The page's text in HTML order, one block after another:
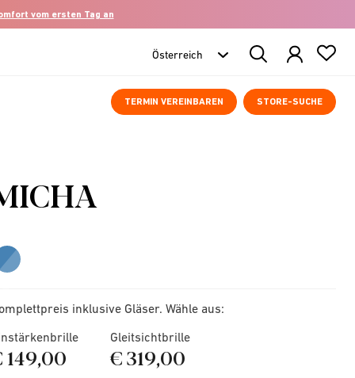
vom ersten Tag an
Search
Products
TERMIN VEREINBAREN STORE-SUCHE
inklusive Gläser. Wähle aus:
149,00
Gleitsichtbrille
€ 319,00